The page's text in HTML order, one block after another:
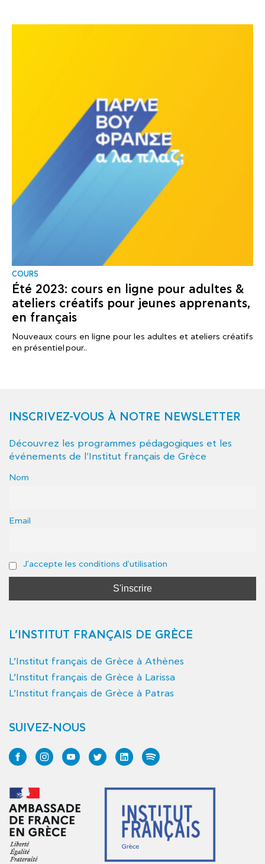
COURS
Été 2023: cours en ligne pour adultes &
ateliers créatifs pour jeunes apprenants,
en français
Nouveaux cours en ligne pour les adultes et ateliers créatifs
en présentiel pour..
INSCRIVEZ-VOUS À NOTRE NEWSLETTER
Découvrez les programmes pédagogiques et les
événements de l'Institut français de Grèce
Nom
Email
J'accepte les conditions d'utilisation
L’INSTITUT FRANÇAIS DE GRÈCE
L’Institut français de Grèce à Athènes
L’Institut français de Grèce à Larissa
L’Institut français de Grèce à Patras
SUIVEZ-NOUS